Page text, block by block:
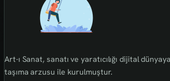
Art-ı Sanat, sanatı ve yaratıcılığı dijital dünyaya
taşıma arzusu ile kurulmuştur.